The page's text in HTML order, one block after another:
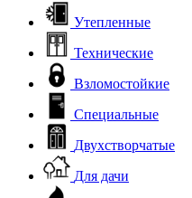
Утепленные
Технические
Взломостойкие
Специальные
Двухстворчатые
Для дачи